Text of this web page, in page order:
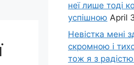
неї лише тоді
успішною April
Невістка мені
скромною і
тож я з